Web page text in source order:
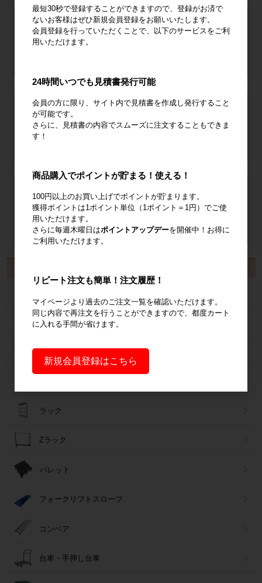
ネスティングラック
ラック
Zラック
パレット
フォークリフトスロープ
コンベア
台車・手押し台車
最短30秒で登録することができますので、登録がお済で
ないお客様はぜひ新規会員登録をお願いいたします。
会員登録を行っていただくことで、以下のサービスをご利
用いただけます。
24時間いつでも見積書発行可能
会員の方に限り、サイト内で見積書を作成し発行すること
が可能です。
さらに、見積書の内容でスムーズに注文することもできま
す！
商品購入でポイントが貯まる！使える！
100円以上のお買い上げでポイントが貯まります。
獲得ポイントは1ポイント単位（1ポイント＝1円）でご使
用いただけます。
さらに毎週木曜日はポイントアップデーを開催中！お得に
ご利用いただけます。
リピート注文も簡単！注文履歴！
マイページより過去のご注文一覧を確認いただけます。
同じ内容で再注文を行うことができますので、都度カート
に入れる手間が省けます。
新規会員登録はこちら